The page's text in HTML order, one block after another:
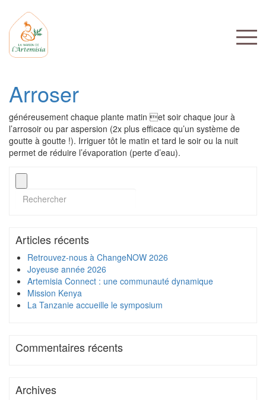
Arroser
généreusement chaque plante matin et soir chaque jour à
l’arrosoir ou par aspersion (2x plus efficace qu’un système de
goutte à goutte !). Irriguer tôt le matin et tard le soir ou la nuit
permet de réduire l’évaporation (perte d’eau).
Articles récents
Retrouvez-nous à ChangeNOW 2026
Joyeuse année 2026
Artemisia Connect : une communauté dynamique
Mission Kenya
La Tanzanie accueille le symposium
Commentaires récents
Archives